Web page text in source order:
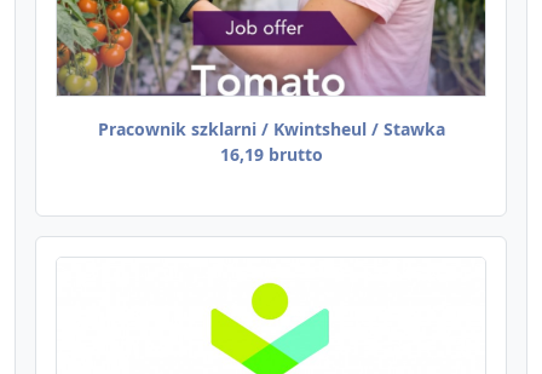
Pracownik szklarni / Kwintsheul / Stawka
16,19 brutto